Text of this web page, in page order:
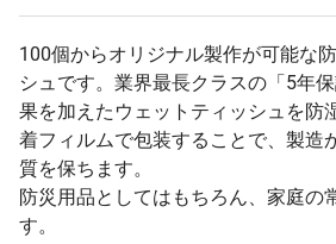
100個からオリジナル製作が可能な
シュです。業界最長クラスの「5年
果を加えたウェットティッシュを防
着フィルムで包装することで、製造
質を保ちます。
防災用品としてはもちろん、家庭の
す。